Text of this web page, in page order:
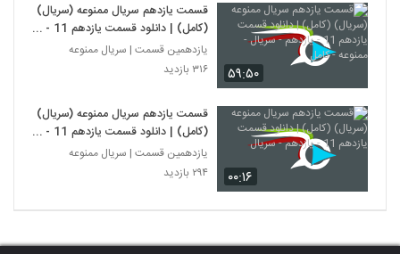
۵۹:۵۰
قسمت یازدهم سریال ممنوعه (سریال)
(کامل) | دانلود قسمت یازدهم 11 -
یازدهم - سریال - ممنوعه - کامل
یازدهمین قسمت | سریال ممنوعه
۳۱۶ بازدید
۰۰:۱۶
قسمت یازدهم سریال ممنوعه (سریال)
(کامل) | دانلود قسمت یازدهم 11 -
یازدهم - سریال
یازدهمین قسمت | سریال ممنوعه
۲۹۴ بازدید